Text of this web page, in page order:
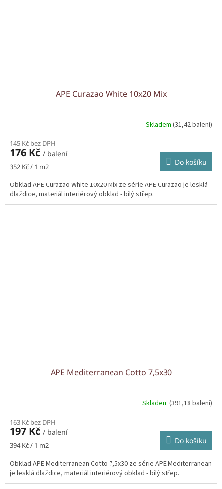
APE Curazao White 10x20 Mix
Skladem (31,42 balení)
145 Kč bez DPH
176 Kč / balení
Měrná
352 Kč / 1 m2 Do košíku
Obklad APE Curazao White 10x20 Mix ze série APE Curazao je lesklá
dlaždice, materiál interiérový obklad - bílý střep.
APE Mediterranean Cotto 7,5x30
Skladem (391,18 balení)
163 Kč bez DPH
197 Kč / balení
Měrná
394 Kč / 1 m2 Do košíku
Obklad APE Mediterranean Cotto 7,5x30 ze série APE Mediterranean
je lesklá dlaždice, materiál interiérový obklad - bílý střep.